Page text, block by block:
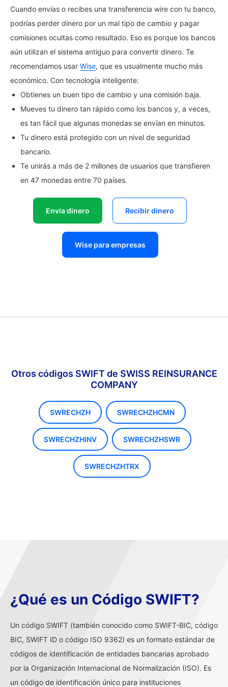
Cuando envías o recibes una transferencia wire con tu banco,
podrías perder dinero por un mal tipo de cambio y pagar
comisiones ocultas como resultado. Eso es porque los bancos
aún utilizan el sistema antiguo para convertir dinero. Te
recomendamos usar Wise, que es usualmente mucho más
económico. Con tecnología inteligente:
Obtienes un buen tipo de cambio y una comisión baja.
Mueves tu dinero tan rápido como los bancos y, a veces,
es tan fácil que algunas monedas se envían en minutos.
Tu dinero está protegido con un nivel de seguridad
bancario.
Te unirás a más de 2 millones de usuarios que transfieren
en 47 monedas entre 70 países.
Envía dinero Recibir dinero
Wise para empresas
Otros códigos SWIFT de SWISS REINSURANCE
COMPANY
SWRECHZH SWRECHZHCMN
SWRECHZHINV SWRECHZHSWR
SWRECHZHTRX
¿Qué es un Código SWIFT?
Un código SWIFT (también conocido como SWIFT-BIC, código
BIC, SWIFT ID o código ISO 9362) es un formato estándar de
códigos de identificación de entidades bancarias aprobado
por la Organización Internacional de Normalización (ISO). Es
un código de identificación único para instituciones